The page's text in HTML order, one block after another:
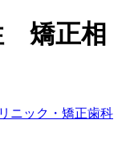
矯正相